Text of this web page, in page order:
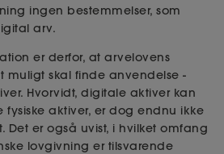
ingen bestemmelser, som
arv.
er derfor, at arvelovens
muligt skal finde anvendelse -
Hvorvidt, digitale aktiver kan
fysiske aktiver, er dog endnu ikke
er også uvist, i hvilket omfang
lovgivning er tilsvarende